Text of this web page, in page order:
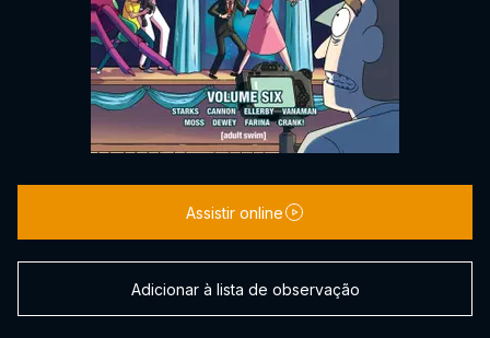
Assistir online
Adicionar à lista de observação